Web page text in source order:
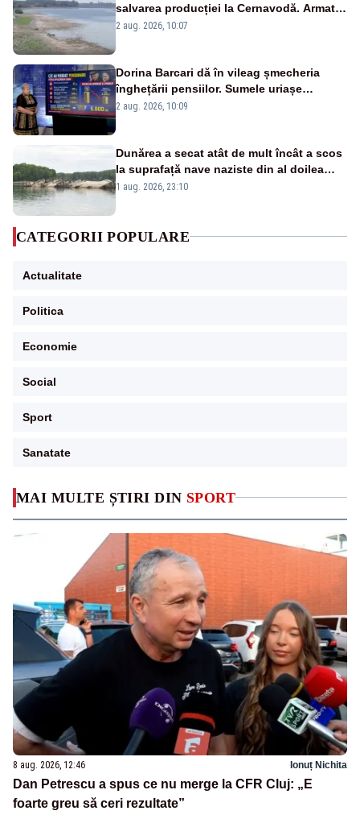
MAI MULTE ȘTIRI DIN SPORT
8 aug. 2026, 12:46 Ionuț Nichita
Dan Petrescu a spus ce nu merge la CFR Cluj: „E
foarte greu să ceri rezultate”
salvarea producției la Cernavodă. Armata
va detona o stâncă și va devia apa
2 aug. 2026, 10:07
Dorina Barcari dă în vileag șmecheria
înghețării pensiilor. Sumele uriașe
pierdute de fiecare român
2 aug. 2026, 10:09
Dunărea a secat atât de mult încât a scos
la suprafață nave naziste din al doilea
război mondial
1 aug. 2026, 23:10
CATEGORII POPULARE
Actualitate
Politica
Economie
Social
Sport
Sanatate